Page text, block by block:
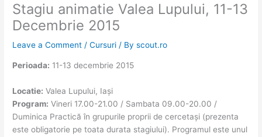
Stagiu animatie Valea Lupului, 11-13
Decembrie 2015
Leave a Comment /Cursuri / Byscout.ro
Perioada: 11-13 decembrie 2015
Locatie: Valea Lupului, Iași
Program: Vineri 17.00-21.00 / Sambata 09.00-20.00 /
Duminica Practică în grupurile proprii de cercetași (prezenta
este obligatorie pe toata durata stagiului). Programul este unul